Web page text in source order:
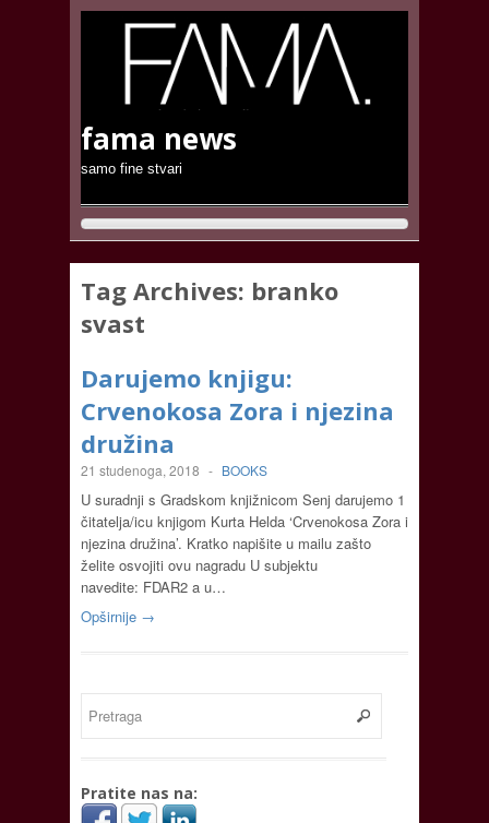
fama news
samo fine stvari
Tag Archives: branko
svast
Darujemo knjigu:
Crvenokosa Zora i njezina
družina
21 studenoga, 2018 - BOOKS
U suradnji s Gradskom knjižnicom Senj darujemo 1
čitatelja/icu knjigom Kurta Helda ‘Crvenokosa Zora i
njezina družina’. Kratko napišite u mailu zašto
želite osvojiti ovu nagradu U subjektu
navedite: FDAR2 a u…
Opširnije →
Pratite nas na: